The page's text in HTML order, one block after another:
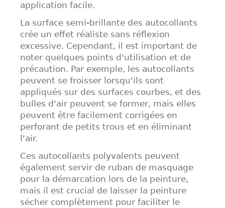
application facile.
La surface semi-brillante des autocollants
crée un effet réaliste sans réflexion
excessive. Cependant, il est important de
noter quelques points d'utilisation et de
précaution. Par exemple, les autocollants
peuvent se froisser lorsqu'ils sont
appliqués sur des surfaces courbes, et des
bulles d'air peuvent se former, mais elles
peuvent être facilement corrigées en
perforant de petits trous et en éliminant
l'air.
Ces autocollants polyvalents peuvent
également servir de ruban de masquage
pour la démarcation lors de la peinture,
mais il est crucial de laisser la peinture
sécher complètement pour faciliter le